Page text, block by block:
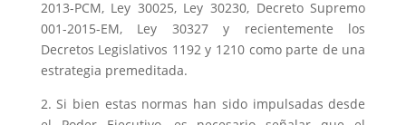
2013-PCM, Ley 30025, Ley 30230, Decreto Supremo
001-2015-EM, Ley 30327 y recientemente los
Decretos Legislativos 1192 y 1210 como parte de una
estrategia premeditada.
2. Si bien estas normas han sido impulsadas desde